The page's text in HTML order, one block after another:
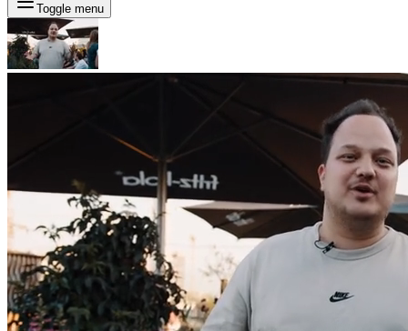
Toggle menu